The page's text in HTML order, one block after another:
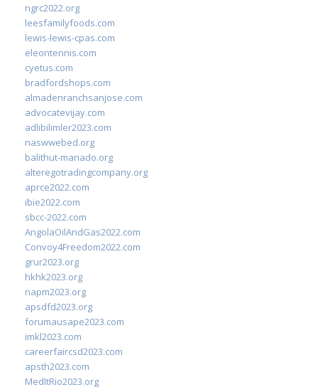
ngrc2022.org
leesfamilyfoods.com
lewis-lewis-cpas.com
eleontennis.com
cyetus.com
bradfordshops.com
almadenranchsanjose.com
advocatevijay.com
adlibilimler2023.com
naswwebed.org
balithut-manado.org
alteregotradingcompany.org
aprce2022.com
ibie2022.com
sbcc-2022.com
AngolaOilAndGas2022.com
Convoy4Freedom2022.com
grur2023.org
hkhk2023.org
napm2023.org
apsdfd2023.org
forumausape2023.com
imkl2023.com
careerfaircsd2023.com
apsth2023.com
MedItRio2023.org